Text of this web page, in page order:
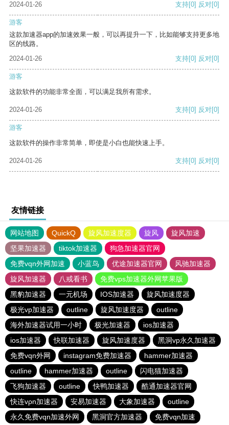
2024-01-26 支持[0] 反对[0]
游客
这款加速器app的加速效果一般，可以再提升一下，比如能够支持更多地
区的线路。
2024-01-26
支持[0] 反对[0]
游客
这款软件的功能非常全面，可以满足我所有需求。
2024-01-26 支持[0] 反对[0]
游客
这款软件的操作非常简单，即使是小白也能快速上手。
2024-01-26 支持[0] 反对[0]
友情链接
网站地图 QuickQ 旋风加速度器 旋风
旋风加速
坚果加速器
tiktok加速器
狗急加速器官网
免费vqn外网加速
小蓝鸟 优途加速器官网
风驰加速器
旋风加速器
八戒看书
免费vps加速器外网苹果版
黑豹加速器
一元机场 IOS加速器
旋风加速度器
极光vp加速器
outline 旋风加速度器
outline
海外加速器试用一小时
极光加速器
ios加速器
ios加速器
快联加速器 旋风加速度器
黑洞vp永久加速器
免费vqn外网
instagram免费加速器
hammer加速器
outline
hammer加速器 outline
闪电猫加速器
飞狗加速器
outline 快鸭加速器
酷通加速器官网
快连vρn加速器
安易加速器 大象加速器
outline
永久免费vqn加速外网
黑洞官方加速器 免费vqn加速